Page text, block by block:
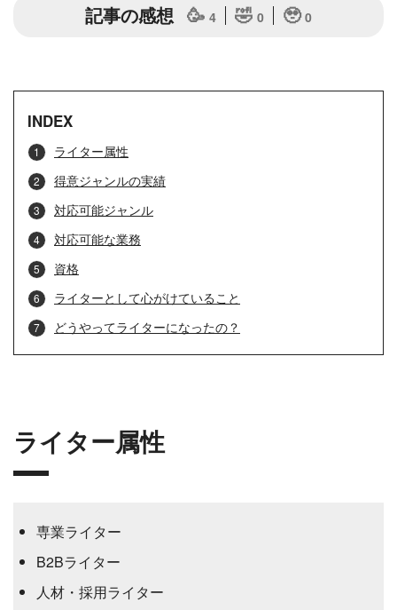
記事の感想 🥳 4 🤣 0 🥹 0
INDEX
ライター属性
得意ジャンルの実績
対応可能ジャンル
対応可能な業務
資格
ライターとして心がけていること
どうやってライターになったの？
ライター属性
専業ライター
B2Bライター
人材・採用ライター